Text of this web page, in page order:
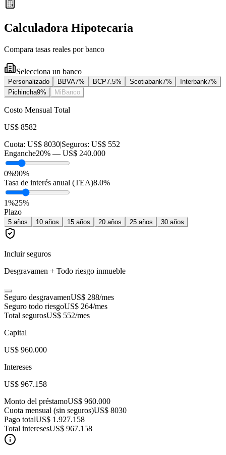
Calculadora Hipotecaria
Compara tasas reales por banco
Selecciona un banco
Personalizado BBVA7% BCP7.5% Scotiabank7% Interbank7%
Pichincha9% MiBanco
Costo Mensual Total
US$ 8582
Cuota: US$ 8030|Seguros: US$ 552
Enganche20% — US$ 240.000
0%90%
Tasa de interés anual (TEA)8.0%
1%25%
Plazo
5 años 10 años 15 años 20 años 25 años 30 años
Incluir seguros
Desgravamen + Todo riesgo inmueble
Seguro desgravamenUS$ 288/mes
Seguro todo riesgoUS$ 264/mes
Total segurosUS$ 552/mes
Capital
US$ 960.000
Intereses
US$ 967.158
Monto del préstamoUS$ 960.000
Cuota mensual (sin seguros)US$ 8030
Pago totalUS$ 1.927.158
Total interesesUS$ 967.158